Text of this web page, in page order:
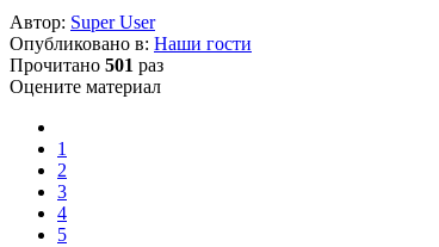
Автор: Super User
Опубликовано в: Наши гости
Прочитано 501 раз
Оцените материал
1
2
3
4
5